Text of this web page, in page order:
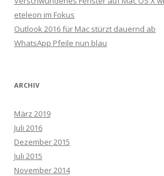
eteleon im Fokus
Outlook 2016 für Mac stürzt dauernd ab
WhatsApp Pfeile nun blau
ARCHIV
März 2019
Juli 2016
Dezember 2015
Juli 2015
November 2014